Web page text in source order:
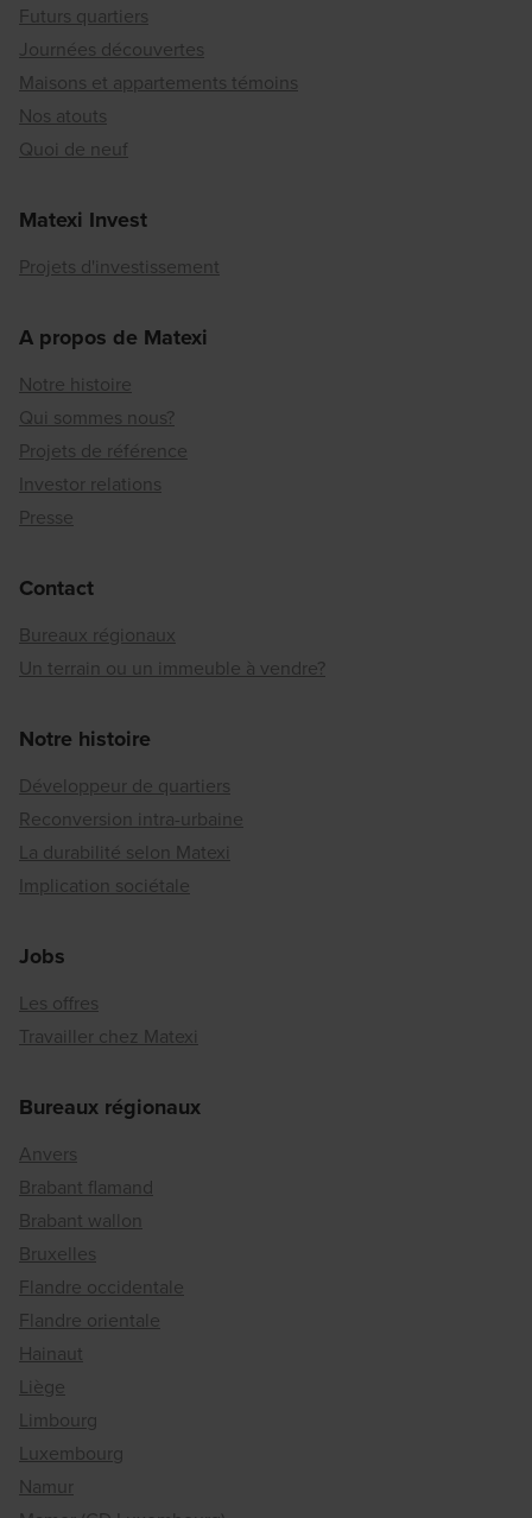
Futurs quartiers
Journées découvertes
Maisons et appartements témoins
Nos atouts
Quoi de neuf
Matexi Invest
Projets d'investissement
A propos de Matexi
Notre histoire
Qui sommes nous?
Projets de référence
Investor relations
Presse
Contact
Bureaux régionaux
Un terrain ou un immeuble à vendre?
Notre histoire
Développeur de quartiers
Reconversion intra-urbaine
La durabilité selon Matexi
Implication sociétale
Jobs
Les offres
Travailler chez Matexi
Bureaux régionaux
Anvers
Brabant flamand
Brabant wallon
Bruxelles
Flandre occidentale
Flandre orientale
Hainaut
Liège
Limbourg
Luxembourg
Namur